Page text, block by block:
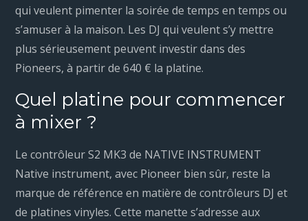
qui veulent pimenter la soirée de temps en temps ou
s’amuser à la maison. Les DJ qui veulent s’y mettre
plus sérieusement peuvent investir dans des
Pioneers, à partir de 640 € la platine.
Quel platine pour commencer
à mixer ?
Le contrôleur S2 MK3 de NATIVE INSTRUMENT
Native instrument, avec Pioneer bien sûr, reste la
marque de référence en matière de contrôleurs DJ et
de platines vinyles. Cette manette s’adresse aux